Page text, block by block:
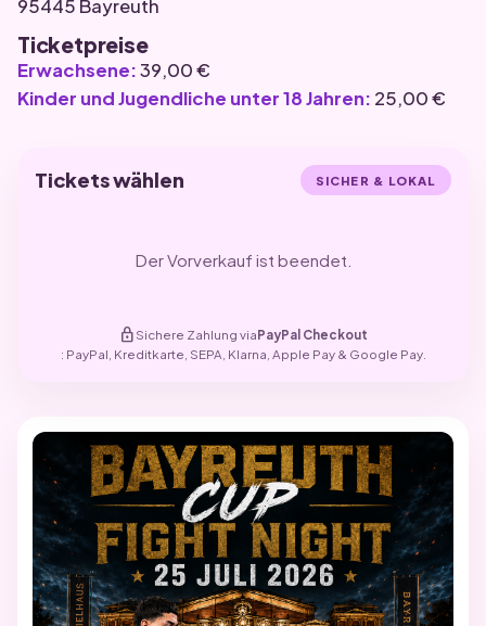
95445 Bayreuth
Ticketpreise
Erwachsene:39,00 €
Kinder und Jugendliche unter 18 Jahren: 25,00 €
Tickets wählen SICHER & LOKAL
Der Vorverkauf ist beendet.
lock Sichere Zahlung viaPayPal Checkout
: PayPal, Kreditkarte, SEPA, Klarna, Apple Pay & Google Pay.